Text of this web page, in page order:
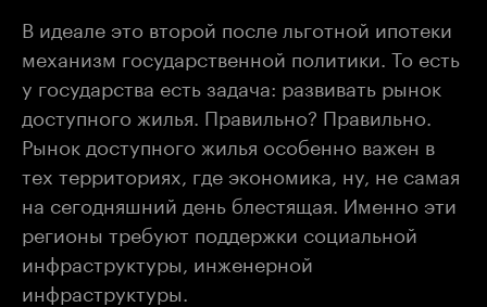
В идеале это второй после льготной ипотеки
механизм государственной политики. То есть
у государства есть задача: развивать рынок
доступного жилья. Правильно? Правильно.
Рынок доступного жилья особенно важен в
тех территориях, где экономика, ну, не самая
на сегодняшний день блестящая. Именно эти
регионы требуют поддержки социальной
инфраструктуры, инженерной
инфраструктуры.